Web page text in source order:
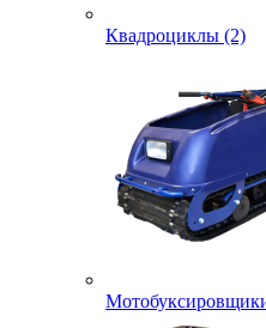
Квадроциклы (2)